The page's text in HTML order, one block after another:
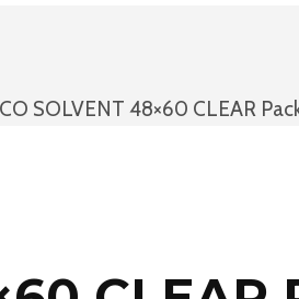
SOLVENT 48×60 CLEAR